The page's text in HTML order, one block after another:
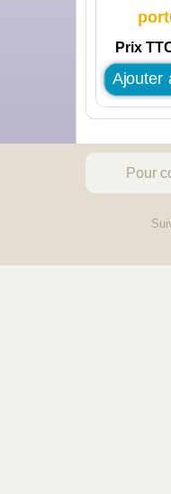
Prix
Ajouter
Pour